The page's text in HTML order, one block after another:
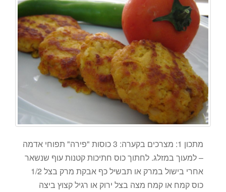
מתכון 1: מצרכים בקערה: 3 כוסות "פירה" תפוחי אדמה
– למעוך במזלג. לחתוך כוס חתיכות קטנות עוף שנשאר
אחרי בישול במרק או תבשיל כף אבקת מרק בצל 1/2
כוס קמח או קמח מצה בצל ירוק או רגיל קצוץ ביצה